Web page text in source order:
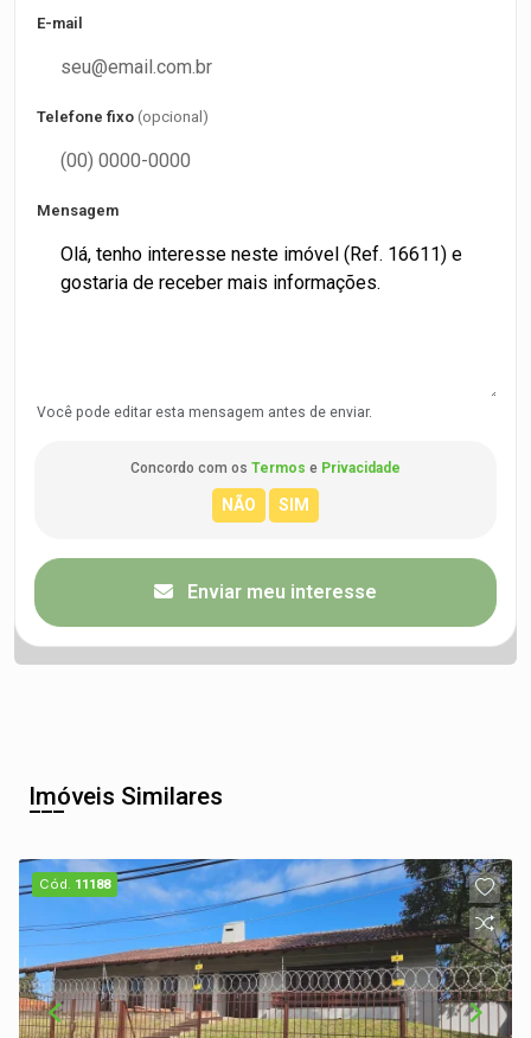
E-mail
Telefone fixo (opcional)
Mensagem
Você pode editar esta mensagem antes de enviar.
Concordo com os Termos e Privacidade
Enviar meu interesse
Imóveis Similares
Cód. 11188